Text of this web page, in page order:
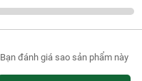
Bạn đánh giá sao sản phẩm này